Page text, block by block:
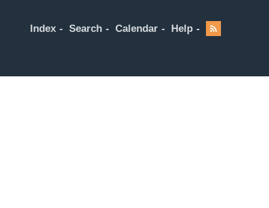
Index Search Calendar Help